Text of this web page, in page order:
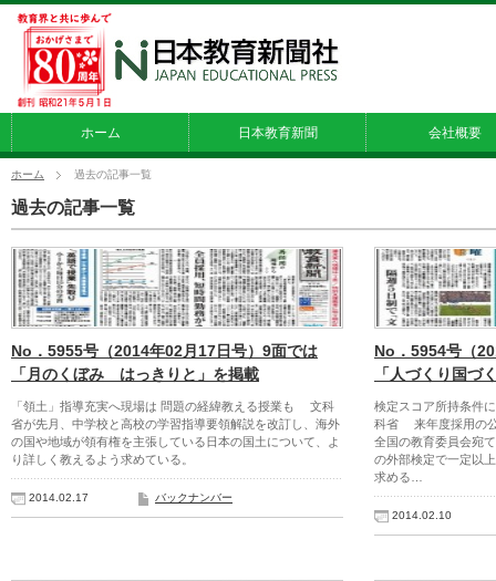
ホーム 日本教育新聞 会社概要
ホーム 過去の記事一覧
過去の記事一覧
No．5955号（2014年02月17日号）9面では
「月のくぼみ はっきりと」を掲載
「領土」指導充実へ現場は 問題の経緯教える授業も 文科
省が先月、中学校と高校の学習指導要領解説を改訂し、海外
の国や地域が領有権を主張している日本の国土について、よ
り詳しく教えるよう求めている。
2014.02.17 バックナンバー
No．5954号（
「人づくり国づ
検定スコア所持条件
科省 来年度採用の公
全国の教育委員会宛
の外部検定で一定以
求める…
2014.02.10